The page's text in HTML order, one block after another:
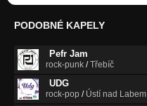
PODOBNÉ KAPELY
Pefr Jam
rock-punk /Třebíč
UDG
rock-pop / Ústí nad Labem